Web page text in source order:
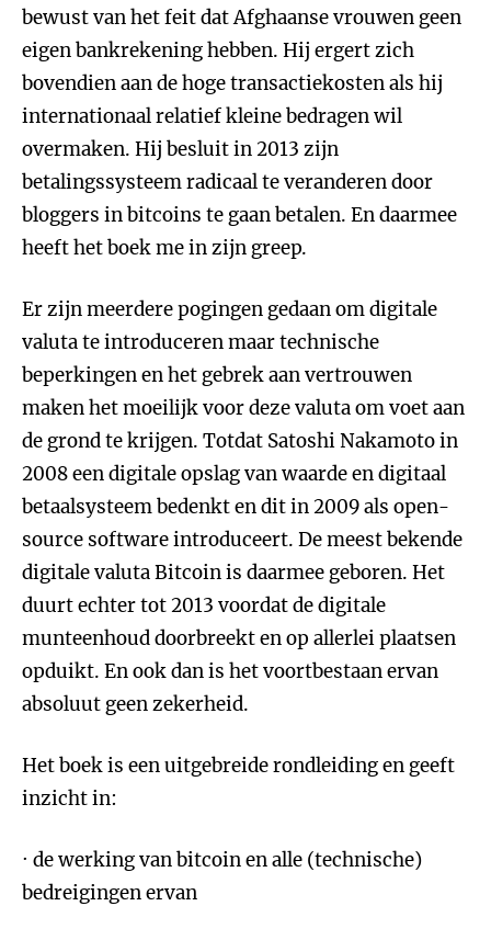
bewust van het feit dat Afghaanse vrouwen geen
eigen bankrekening hebben. Hij ergert zich
bovendien aan de hoge transactiekosten als hij
internationaal relatief kleine bedragen wil
overmaken. Hij besluit in 2013 zijn
betalingssysteem radicaal te veranderen door
bloggers in bitcoins te gaan betalen. En daarmee
heeft het boek me in zijn greep.
Er zijn meerdere pogingen gedaan om digitale
valuta te introduceren maar technische
beperkingen en het gebrek aan vertrouwen
maken het moeilijk voor deze valuta om voet aan
de grond te krijgen. Totdat Satoshi Nakamoto in
2008 een digitale opslag van waarde en digitaal
betaalsysteem bedenkt en dit in 2009 als open-
source software introduceert. De meest bekende
digitale valuta Bitcoin is daarmee geboren. Het
duurt echter tot 2013 voordat de digitale
munteenhoud doorbreekt en op allerlei plaatsen
opduikt. En ook dan is het voortbestaan ervan
absoluut geen zekerheid.
Het boek is een uitgebreide rondleiding en geeft
inzicht in:
· de werking van bitcoin en alle (technische)
bedreigingen ervan